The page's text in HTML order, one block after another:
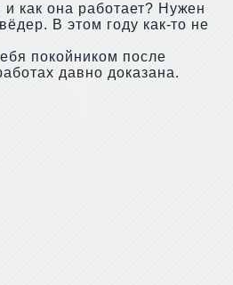
как она работает? Нужен
В этом году как-то не
покойником после
давно доказана.